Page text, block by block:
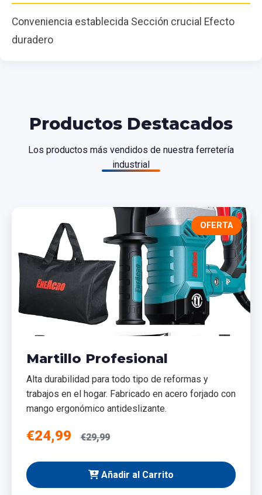
Conveniencia establecida Sección crucial Efecto
duradero
Productos Destacados
Los productos más vendidos de nuestra ferretería
industrial
OFERTA
Martillo Profesional
Alta durabilidad para todo tipo de reformas y
trabajos en el hogar. Fabricado en acero forjado con
mango ergonómico antideslizante.
€24,99 €29,99
Añadir al Carrito